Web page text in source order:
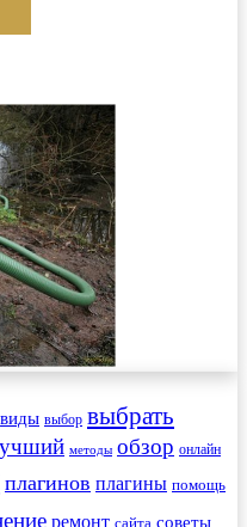
виды выбор выбрать
методы обзор онлайн
плагинов плагины помощь
ремонт сайта советы